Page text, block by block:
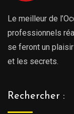
Le meilleur de
professionnels
se feront un
et les secrets.
Rechercher :